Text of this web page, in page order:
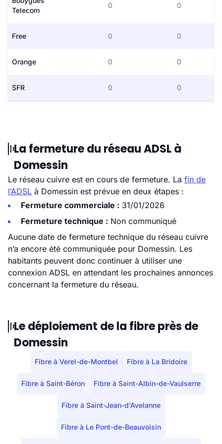
Telecom
0 0
Free 0 0
Orange 0 0
SFR 0 0
La fermeture du réseau ADSL à
Domessin
Le réseau cuivre est en cours de fermeture. La fin de
l’ADSL à Domessin est prévue en deux étapes :
Fermeture commerciale : 31/01/2026
Fermeture technique : Non communiqué
Aucune date de fermeture technique du réseau cuivre
n’a encore été communiquée pour Domessin. Les
habitants peuvent donc continuer à utiliser une
connexion ADSL en attendant les prochaines annonces
concernant la fermeture du réseau.
Le déploiement de la fibre près de
Domessin
Fibre à Verel-de-Montbel Fibre à La Bridoire
Fibre à Saint-Béron Fibre à Saint-Albin-de-Vaulserre
Fibre à Saint-Jean-d'Avelanne
Fibre à Le Pont-de-Beauvoisin